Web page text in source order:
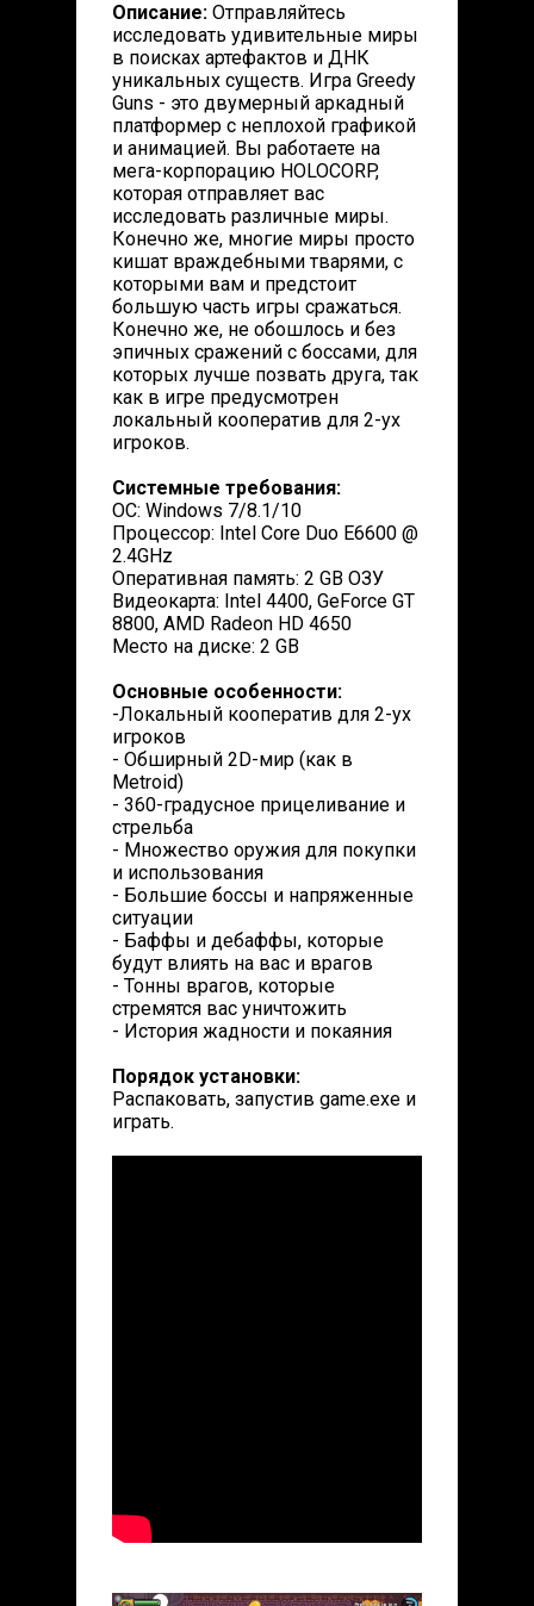
Описание: Отправляйтесь
исследовать удивительные миры
в поисках артефактов и ДНК
уникальных существ. Игра Greedy
Guns - это двумерный аркадный
платформер с неплохой графикой
и анимацией. Вы работаете на
мега-корпорацию HOLOCORP,
которая отправляет вас
исследовать различные миры.
Конечно же, многие миры просто
кишат враждебными тварями, с
которыми вам и предстоит
большую часть игры сражаться.
Конечно же, не обошлось и без
эпичных сражений с боссами, для
которых лучше позвать друга, так
как в игре предусмотрен
локальный кооператив для 2-ух
игроков.
Системные требования:
ОС: Windows 7/8.1/10
Процессор: Intel Core Duo E6600 @
2.4GHz
Оперативная память: 2 GB ОЗУ
Видеокарта: Intel 4400, GeForce GT
8800, AMD Radeon HD 4650
Место на диске: 2 GB
Основные особенности:
-Локальный кооператив для 2-ух
игроков
- Обширный 2D-мир (как в
Metroid)
- 360-градусное прицеливание и
стрельба
- Множество оружия для покупки
и использования
- Большие боссы и напряженные
ситуации
- Баффы и дебаффы, которые
будут влиять на вас и врагов
- Тонны врагов, которые
стремятся вас уничтожить
- История жадности и покаяния
Порядок установки:
Распаковать, запустив game.exe и
играть.